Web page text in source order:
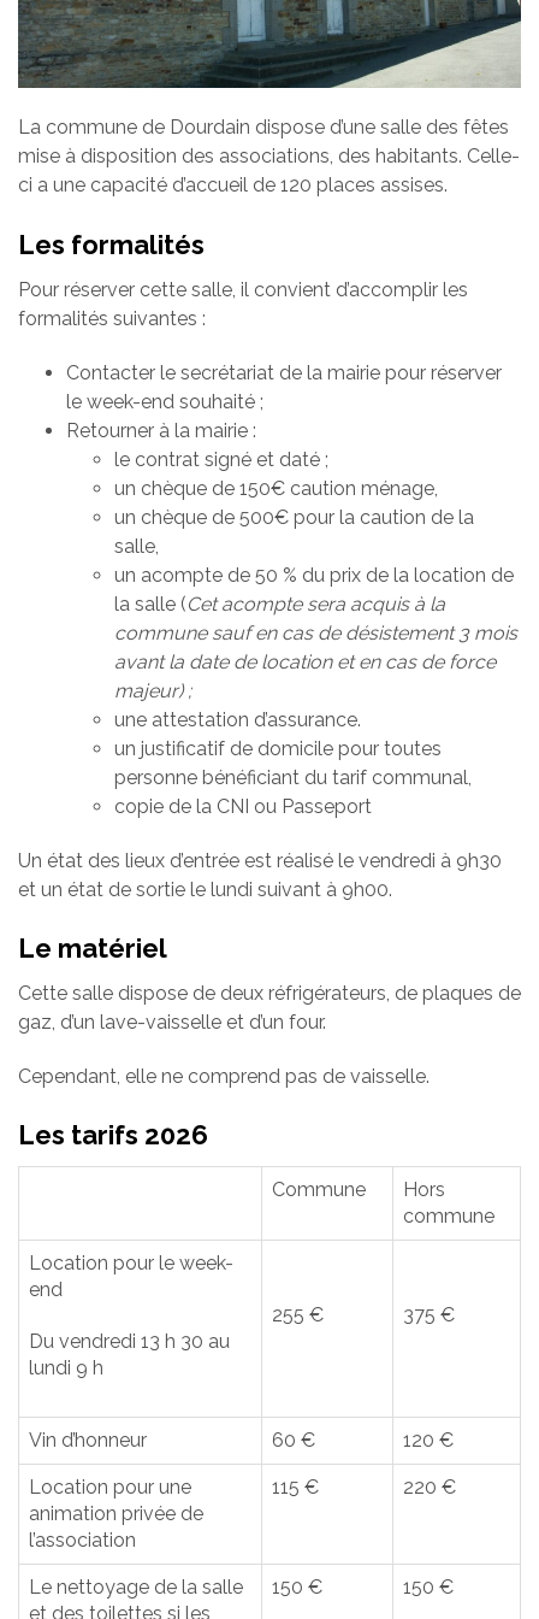
La commune de Dourdain dispose d’une salle des fêtes
mise à disposition des associations, des habitants. Celle-
ci a une capacité d’accueil de 120 places assises.
Les formalités
Pour réserver cette salle, il convient d’accomplir les
formalités suivantes :
Contacter le secrétariat de la mairie pour réserver
le week-end souhaité ;
Retourner à la mairie :
le contrat signé et daté ;
un chèque de 150€ caution ménage,
un chèque de 500€ pour la caution de la
salle,
un acompte de 50 % du prix de la location de
la salle (Cet acompte sera acquis à la
commune sauf en cas de désistement 3 mois
avant la date de location et en cas de force
majeur) ;
une attestation d’assurance.
un justificatif de domicile pour toutes
personne bénéficiant du tarif communal,
copie de la CNI ou Passeport
Un état des lieux d’entrée est réalisé le vendredi à 9h30
et un état de sortie le lundi suivant à 9h00.
Le matériel
Cette salle dispose de deux réfrigérateurs, de plaques de
gaz, d’un lave-vaisselle et d’un four.
Cependant, elle ne comprend pas de vaisselle.
Les tarifs 2026
Commune
Hors
commune
Location pour le week-
end
Du vendredi 13 h 30 au
lundi 9 h
255 € 375 €
Vin d’honneur 60 € 120 €
Location pour une
animation privée de
l’association
115 € 220 €
Le nettoyage de la salle
et des toilettes si les
150 € 150 €